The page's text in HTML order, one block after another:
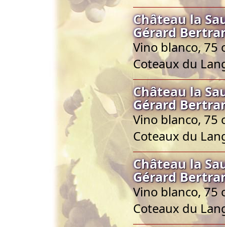
Château la
Gérard
Vino blanco, 75
Coteaux du
Château la
Gérard
Vino blanco, 75
Coteaux du
Château la
Gérard
Vino blanco, 75
Coteaux du